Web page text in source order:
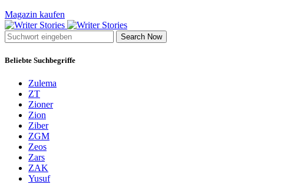
Magazin kaufen
Search Now
Beliebte Suchbegriffe
Zulema
ZT
Zioner
Zion
Ziber
ZGM
Zeos
Zars
ZAK
Yusuf